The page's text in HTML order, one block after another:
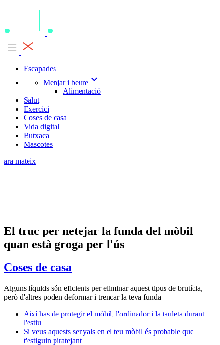
Escapades
Menjar i beure expand_more
Alimentació
Salut
Exercici
Coses de casa
Vida digital
Butxaca
Mascotes
ara mateix
El truc per netejar la funda del mòbil
quan està groga per l'ús
Coses de casa
Alguns líquids són eficients per eliminar aquest tipus de brutícia,
però d'altres poden deformar i trencar la teva funda
Així has de protegir el mòbil, l'ordinador i la tauleta durant
l'estiu
Si veus aquests senyals en el teu mòbil és probable que
t'estiguin piratejant